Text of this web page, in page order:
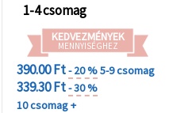
1-4 csomag
KEDVEZMÉNYEK
MENNYISÉGHEZ
390.00 Ft- 20 %5-9 csomag
339.30 Ft- 30 %
10 csomag +